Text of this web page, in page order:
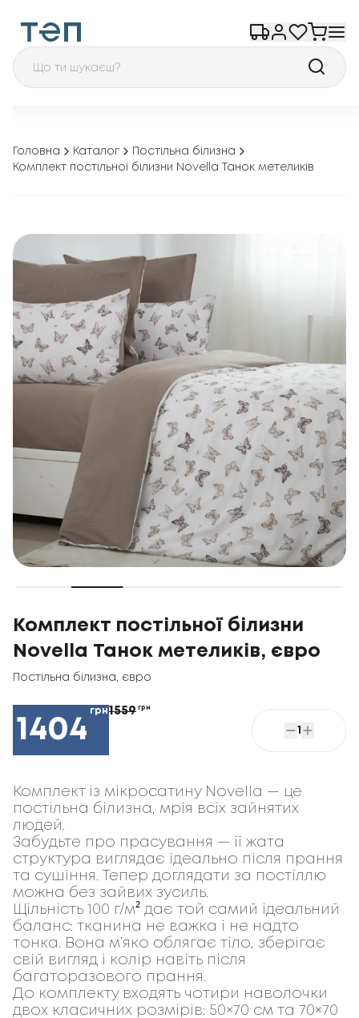
Головна Каталог
Постільна білизна
Комплект постільної білизни Novella Танок метеликів
Комплект постільної білизни
Novella Танок метеликів, євро
Постільна білизна євро
1404
грн1559 грн
1
Комплект із мікросатину Novella — це
постільна білизна, мрія всіх зайнятих
людей.
Забудьте про прасування — її жата
структура виглядає ідеально після прання
та сушіння. Тепер доглядати за постіллю
можна без зайвих зусиль.
Щільність
100 г/м² дає той самий ідеальний
баланс: тканина не важка і не надто
тонка. Вона м’яко облягає тіло, зберігає
свій вигляд і колір навіть після
багаторазового прання.
До комплекту входять чотири наволочки
двох класичних розмірів: 50×70 см та
70×70